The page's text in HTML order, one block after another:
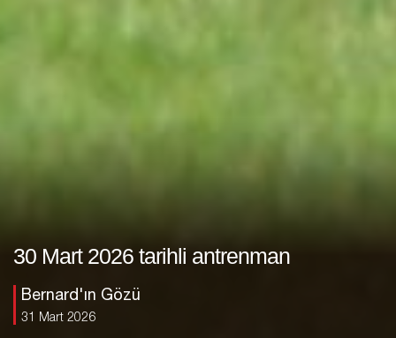
30 Mart 2026 tarihli antrenman
Bernard'ın Gözü
31 Mart 2026